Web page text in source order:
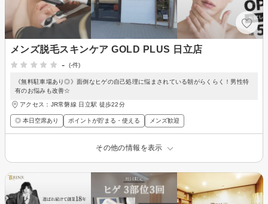
メンズ脱毛スキンケア GOLD PLUS 日立店
-
(-件)
《無料駐車場あり◎》面倒なヒゲの自己処理に悩まされている朝がらくらく！男性特
有のお悩みも改善☆
アクセス：JR常磐線 日立駅 徒歩22分
◎ 本日空席あり ポイントが貯まる・使える メンズ歓迎
その他の情報を表示